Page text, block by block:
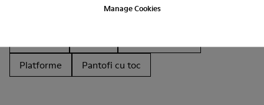
Manage Cookies
Platforme
Pantofi cu toc